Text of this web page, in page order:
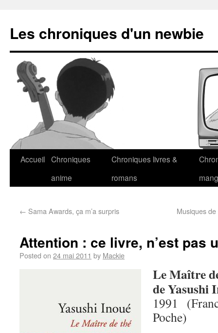
Les chroniques d'un newbie
Accueil Chroniques
anime
Chroniques livres &
romans
← Sama Awards, ça m’a surpris Musiques
Attention : ce livre, n’est pas
Posted on 24 mai 2011 by Mackie
Le Maître
de Yasushi
1991
Poche)